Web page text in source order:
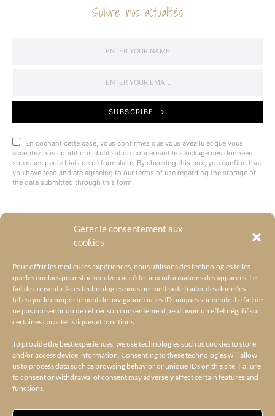
Gérer le consentement aux
cookies
Pour offrir les meilleures expériences, nous utilisons des technologies telles
que les cookies pour stocker et/ou accéder aux informations des appareils. Le
fait de consentir à ces technologies nous permettra de traiter des données
telles que le comportement de navigation ou les ID uniques sur ce site. Le fait de
ne pas consentir ou de retirer son consentement peut avoir un effet négatif sur
certaines caractéristiques et fonctions.
To provide the best experiences, we use technologies such as cookies to store
and/or access device information. Consenting to these technologies will allow
us to process data such as browsing behavior or unique IDs on this site. Failure
to consent or withdrawal of consent may adversely affect certain features and
functions.
Suivre nos actualités
SUBSCRIBE
En cochant cette case, vous confirmez que vous avez lu et que vous
acceptez nos conditions d'utilisation concernant le stockage des données
soumises par le biais de ce formulaire. By checking this box, you confirm that
you have read and are agreeing to our terms of use regarding the storage of
the data submitted through this form.
@BYRACKEL